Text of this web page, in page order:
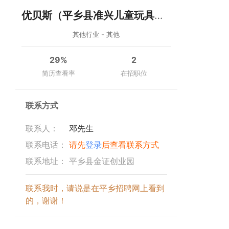
优贝斯（平乡县准兴儿童玩具厂）
其他行业 - 其他
29%
简历查看率
2
在招职位
联系方式
联系人：
邓先生
联系电话： 请先登录后查看联系方式
联系地址： 平乡县金证创业园
联系我时，请说是在平乡招聘网上看到
的，谢谢！